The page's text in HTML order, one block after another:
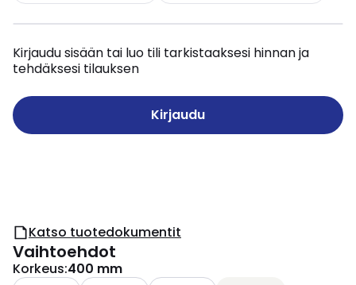
Kirjaudu sisään tai luo tili tarkistaaksesi hinnan ja
tehdäksesi tilauksen
Kirjaudu
Katso tuotedokumentit
Vaihtoehdot
Korkeus:400 mm